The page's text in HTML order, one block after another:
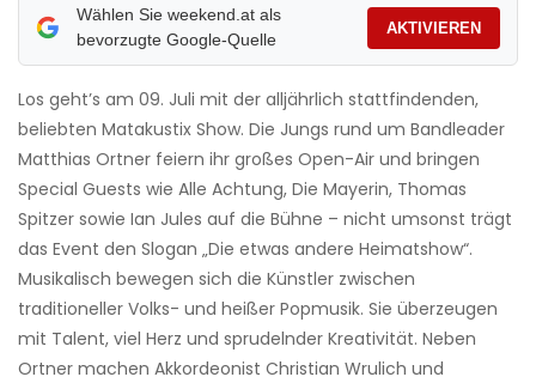
Wählen Sie weekend.at als
bevorzugte Google-Quelle
AKTIVIEREN
Los geht’s am 09. Juli mit der alljährlich stattfindenden,
beliebten Matakustix Show. Die Jungs rund um Bandleader
Matthias Ortner feiern ihr großes Open-Air und bringen
Special Guests wie Alle Achtung, Die Mayerin, Thomas
Spitzer sowie Ian Jules auf die Bühne – nicht umsonst trägt
das Event den Slogan „Die etwas andere Heimatshow“.
Musikalisch bewegen sich die Künstler zwischen
traditioneller Volks- und heißer Popmusik. Sie überzeugen
mit Talent, viel Herz und sprudelnder Kreativität. Neben
Ortner machen Akkordeonist Christian Wrulich und